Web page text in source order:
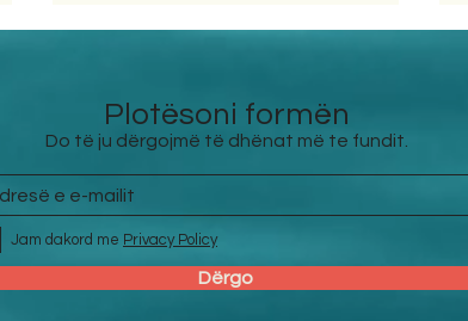
Plotësoni formën
Do të ju dërgojmë të dhënat më te fundit.
Jam dakord me Privacy Policy
Dërgo